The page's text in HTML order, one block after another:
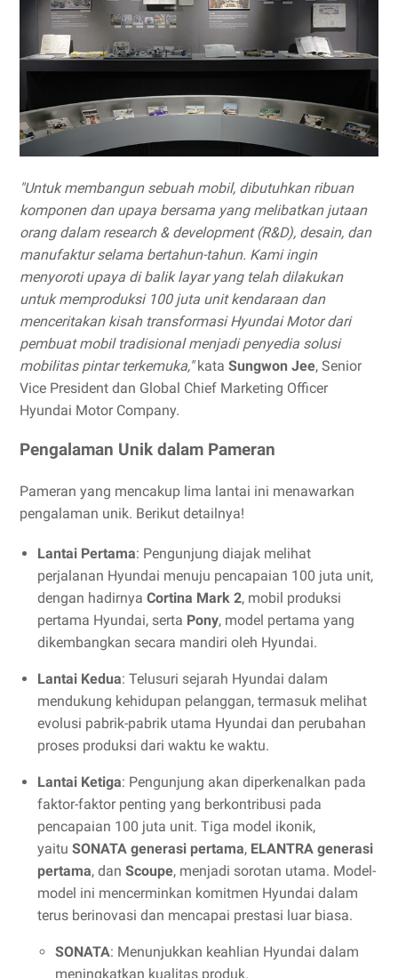
"Untuk membangun sebuah mobil, dibutuhkan ribuan
komponen dan upaya bersama yang melibatkan jutaan
orang dalam research & development (R&D), desain, dan
manufaktur selama bertahun-tahun. Kami ingin
menyoroti upaya di balik layar yang telah dilakukan
untuk memproduksi 100 juta unit kendaraan dan
menceritakan kisah transformasi Hyundai Motor dari
pembuat mobil tradisional menjadi penyedia solusi
mobilitas pintar terkemuka,"kata Sungwon Jee, Senior
Vice President dan Global Chief Marketing Officer
Hyundai Motor Company.
Pengalaman Unik dalam Pameran
Pameran yang mencakup lima lantai ini menawarkan
pengalaman unik. Berikut detailnya!
Lantai Pertama: Pengunjung diajak melihat
perjalanan Hyundai menuju pencapaian 100 juta unit,
dengan hadirnya Cortina Mark 2, mobil produksi
pertama Hyundai, serta Pony, model pertama yang
dikembangkan secara mandiri oleh Hyundai.
Lantai Kedua: Telusuri sejarah Hyundai dalam
mendukung kehidupan pelanggan, termasuk melihat
evolusi pabrik-pabrik utama Hyundai dan perubahan
proses produksi dari waktu ke waktu.
Lantai Ketiga: Pengunjung akan diperkenalkan pada
faktor-faktor penting yang berkontribusi pada
pencapaian 100 juta unit. Tiga model ikonik,
yaitu SONATA generasi pertama, ELANTRA generasi
pertama, dan Scoupe, menjadi sorotan utama. Model-
model ini mencerminkan komitmen Hyundai dalam
terus berinovasi dan mencapai prestasi luar biasa.
SONATA: Menunjukkan keahlian Hyundai dalam
meningkatkan kualitas produk.